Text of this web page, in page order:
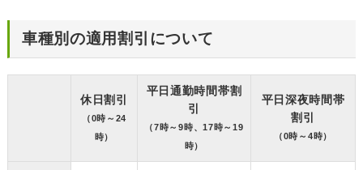
車種別の適用割引について
休日割引
（0時～24
時）
平日通勤時間帯割
引
（7時～9時、17時～19
時）
平日深夜時間帯
割引
（0時～4時）